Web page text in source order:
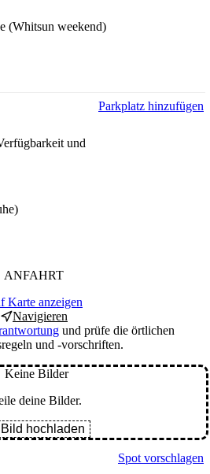
(Whitsun weekend)
und
Parkplatz hinzufügen
ANFAHRT
Karte anzeigen
Navigieren
und prüfe die örtlichen
und -vorschriften.
Keine Bilder
deine Bilder.
Bild hochladen
Spot vorschlagen